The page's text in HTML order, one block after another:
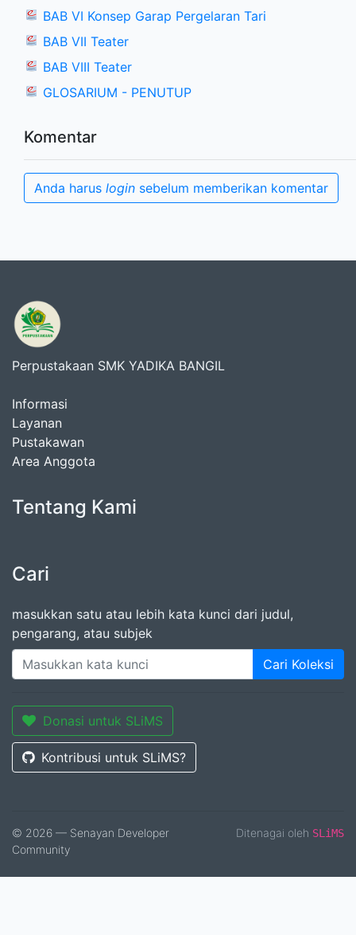
BAB VI Konsep Garap Pergelaran Tari
BAB VII Teater
BAB VIII Teater
GLOSARIUM - PENUTUP
Komentar
Anda harus login sebelum memberikan komentar
Perpustakaan SMK YADIKA BANGIL
Informasi
Layanan
Pustakawan
Area Anggota
Tentang Kami
Cari
masukkan satu atau lebih kata kunci dari judul,
pengarang, atau subjek
Cari Koleksi
Donasi untuk SLiMS
Kontribusi untuk SLiMS?
© 2026 — Senayan Developer
Community
Ditenagai oleh SLiMS